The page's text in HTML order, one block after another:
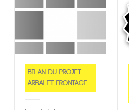
Bilan du projet
Arbalet Frontage